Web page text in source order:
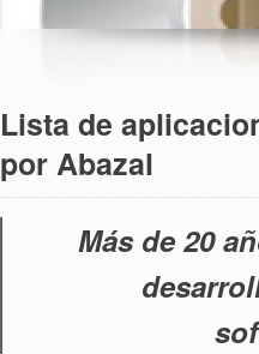
Lista de
por Abazal
Más de 20